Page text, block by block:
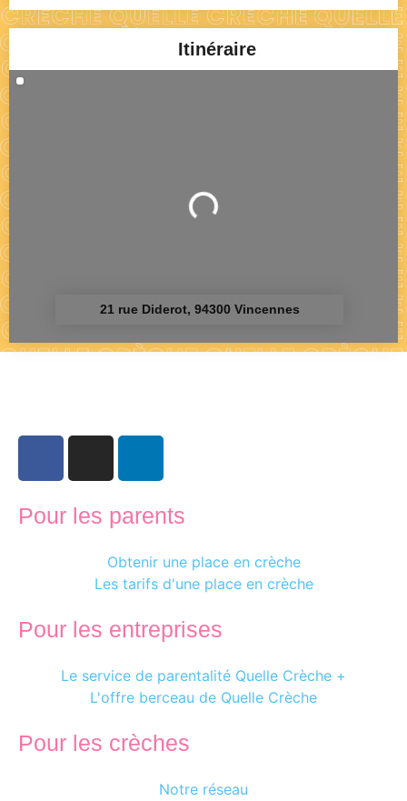
Itinéraire
Chargement...
21 rue Diderot, 94300 Vincennes
Pour les parents
Obtenir une place en crèche
Les tarifs d'une place en crèche
Pour les entreprises
Le service de parentalité Quelle Crèche +
L'offre berceau de Quelle Crèche
Pour les crèches
Notre réseau